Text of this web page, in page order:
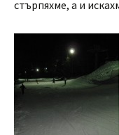
стърпяхме, а и